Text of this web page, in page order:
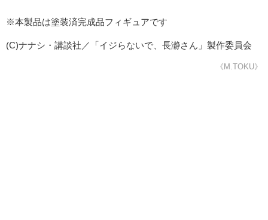
※本製品は塗装済完成品フィギュアです
(C)ナナシ・講談社／「イジらないで、長瀞さん」製作委員会
《M.TOKU》